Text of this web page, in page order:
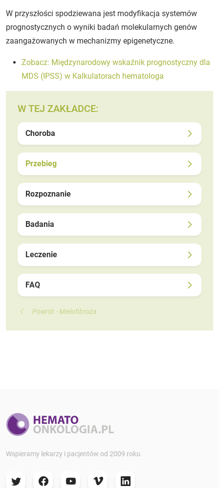
W przyszłości spodziewana jest modyfikacja systemów
prognostycznych o wyniki badań molekularnych genów
zaangażowanych w mechanizmy epigenetyczne.
Zobacz: Międzynarodowy wskaźnik prognostyczny dla
MDS (IPSS) w Kalkulatorach hematologa
W TEJ ZAKŁADCE:
Choroba
Przebieg
Rozpoznanie
Badania
Leczenie
FAQ
Powrót - Mielofibroza
Wspieramy lekarzy i pacjentów od 2009 roku.